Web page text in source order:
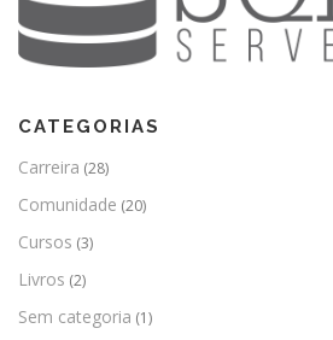
CATEGORIAS
Carreira (28)
Comunidade (20)
Cursos (3)
Livros (2)
Sem categoria (1)